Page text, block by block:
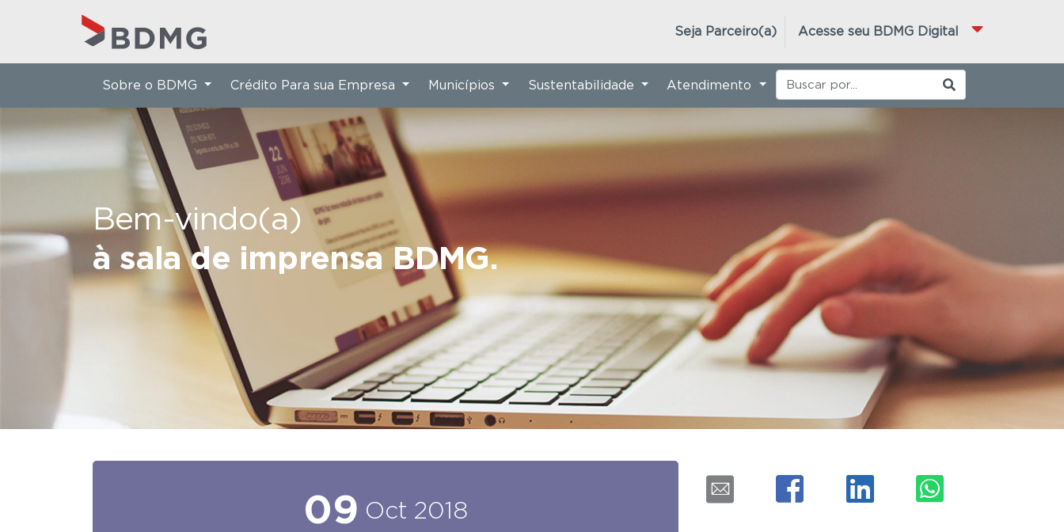
Acesse seu BDMG Digital
Seja Parceiro(a)
Bem-vindo(a)
à sala de imprensa BDMG.
Sobre o BDMG Crédito Para sua Empresa Municípios Sustentabilidade Atendimento
09 Oct 2018